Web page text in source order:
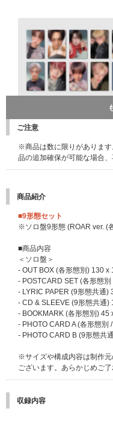
※こちらは終了しました※
一般盤、ソロ盤、Photocard
※3形態セット購入の場合は
セットの場合は9点、12形態
※「応募抽選用シリアルナン
終了になります。
【&TEAM KR 1st Mini
■応募期間
2025年10月28日(火)11:00
※イベントによって応募期
対象期間内にご応募ください
■応募スケジュール(※2025/
ざいました。)
【1回目】2025年10月28日(
日(木)18:00頃
4日(金)18:00頃
※オフラインイベント愛知会
※オフラインイベント京都会
【ラッキードローイベント概
AL MUSIC STOREで下記期
アともにCD1枚につき第1弾
「メンバー別フォトカード
トをデザインしたラッキー
りメンバー別フォトカード
※&TEAM Weverse Shopと
さらに、今回も特別なプレゼ
ラッキードローイベント限
ンバーの「直筆サイン入り
※「直筆サイン入りフォト
※直筆サインはストア別第2
別フォトカード」にお入れい
※「直筆サイン入りメンバ
で各メンバー25名様(合計
※「メンバー別フォトカード
※「手書きデコプリントフォ
ご注意
※商品は数に限りがありま
品の追加確保が可能な場合
商品紹介
■9形態セット
※ソロ盤9形態 (ROAR ver. (
■商品内容
＜ソロ盤＞
- OUT BOX (各形態別) 130 x
- POSTCARD SET (各形態
- LYRIC PAPER (9形態共通)
- CD & SLEEVE (9形態共通
- BOOKMARK (各形態別) 45
- PHOTO CARD A (各形態
- PHOTO CARD B (9形態共
※サイズや構成内容は制作
ございます。あらかじめご了
収録内容